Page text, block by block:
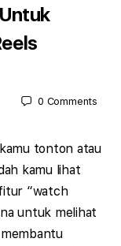
0 Comments
tonton atau
kamu lihat
“watch
untuk melihat